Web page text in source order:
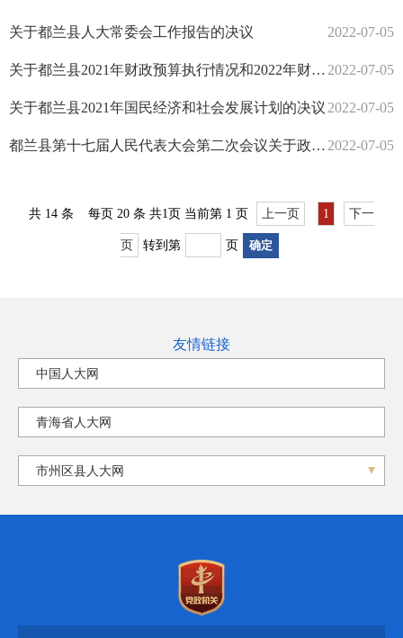
2022-07-05
关于都兰县人大常委会工作报告的决议
2022-07-05
关于都兰县2021年财政预算执行情况和2022年财政预...
2022-07-05
关于都兰县2021年国民经济和社会发展计划的决议
2022-07-05
都兰县第十七届人民代表大会第二次会议关于政府工...
共 14 条 每页 20 条 共1 页 当前第 1 页 上一页 1 下一
页 转到第 页
友情链接
中国人大网
青海省人大网
市州区县人大网